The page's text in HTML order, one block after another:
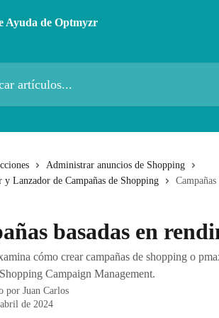
Administrar anuncios de Shopping
Lanzador de Campañas de Shopping
basadas en
cómo crear campañas de shopping o
Campaign Management.
por Juan Carlos
de 2024